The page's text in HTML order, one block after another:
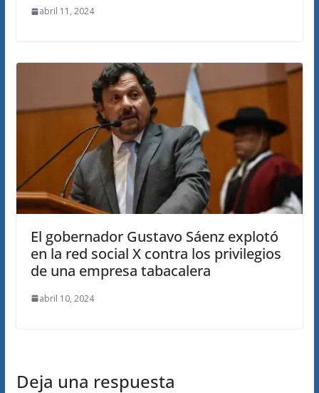
abril 11, 2024
El gobernador Gustavo Sáenz explotó
en la red social X contra los privilegios
de una empresa tabacalera
abril 10, 2024
Deja una respuesta